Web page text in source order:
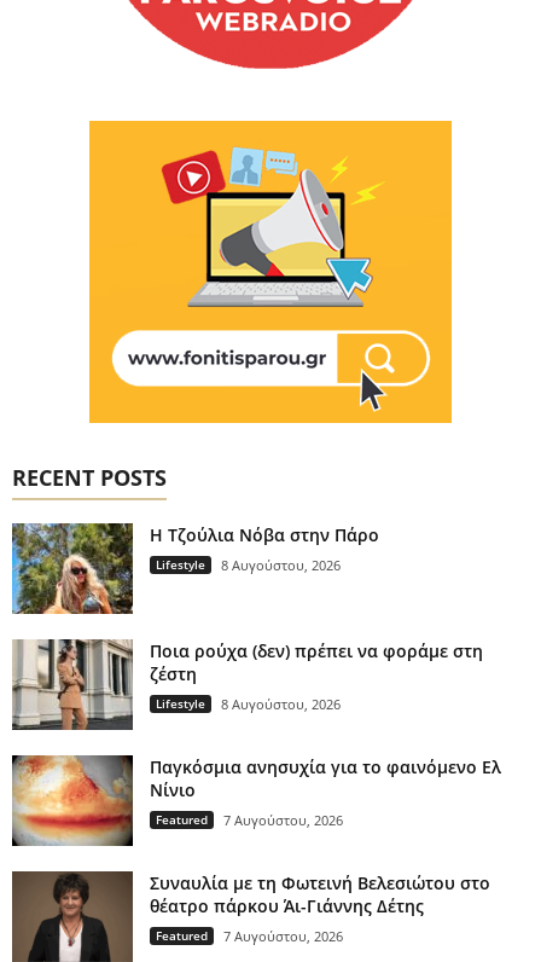
RECENT POSTS
H Τζούλια Νόβα στην Πάρο
Lifestyle 8 Αυγούστου, 2026
Ποια ρούχα (δεν) πρέπει να φοράμε στη
ζέστη
Lifestyle 8 Αυγούστου, 2026
Παγκόσμια ανησυχία για το φαινόμενο Ελ
Νίνιο
Featured 7 Αυγούστου, 2026
Συναυλία με τη Φωτεινή Βελεσιώτου στο
θέατρο πάρκου Άι-Γιάννης Δέτης
Featured 7 Αυγούστου, 2026